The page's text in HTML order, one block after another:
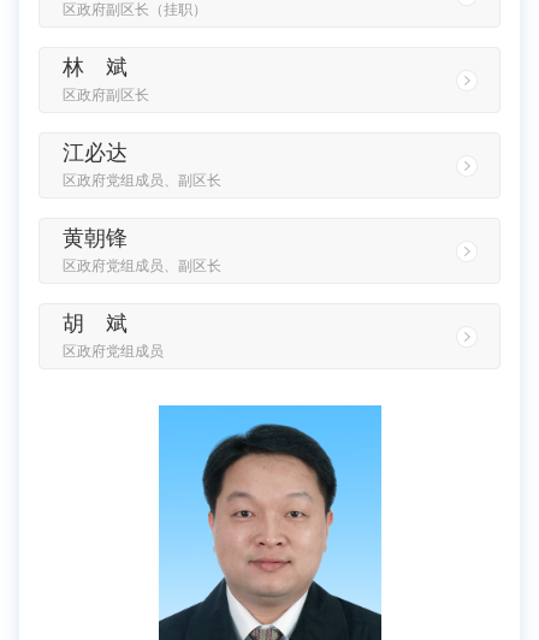
区政府副区长（挂职）
林 斌
区政府副区长
江必达
区政府党组成员、副区长
黄朝锋
区政府党组成员、副区长
胡 斌
区政府党组成员